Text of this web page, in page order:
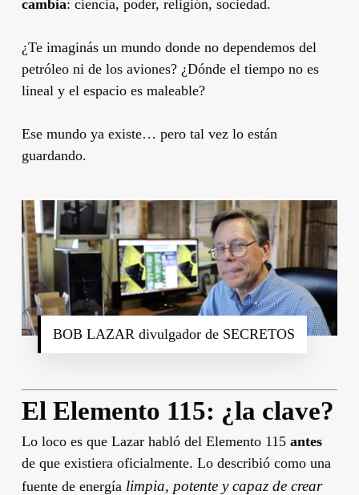
cambia: ciencia, poder, religión, sociedad.
¿Te imaginás un mundo donde no dependemos del
petróleo ni de los aviones? ¿Dónde el tiempo no es
lineal y el espacio es maleable?
Ese mundo ya existe… pero tal vez lo están
guardando.
BOB LAZAR divulgador de SECRETOS
El Elemento 115: ¿la clave?
Lo loco es que Lazar habló del Elemento 115 antes
de que existiera oficialmente. Lo describió como una
fuente de energía limpia, potente y capaz de crear